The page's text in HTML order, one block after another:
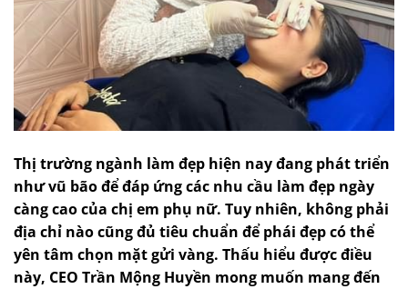
Thị trường ngành làm đẹp hiện nay đang phát triển
như vũ bão để đáp ứng các nhu cầu làm đẹp ngày
càng cao của chị em phụ nữ. Tuy nhiên, không phải
địa chỉ nào cũng đủ tiêu chuẩn để phái đẹp có thể
yên tâm chọn mặt gửi vàng. Thấu hiểu được điều
này, CEO Trần Mộng Huyền mong muốn mang đến